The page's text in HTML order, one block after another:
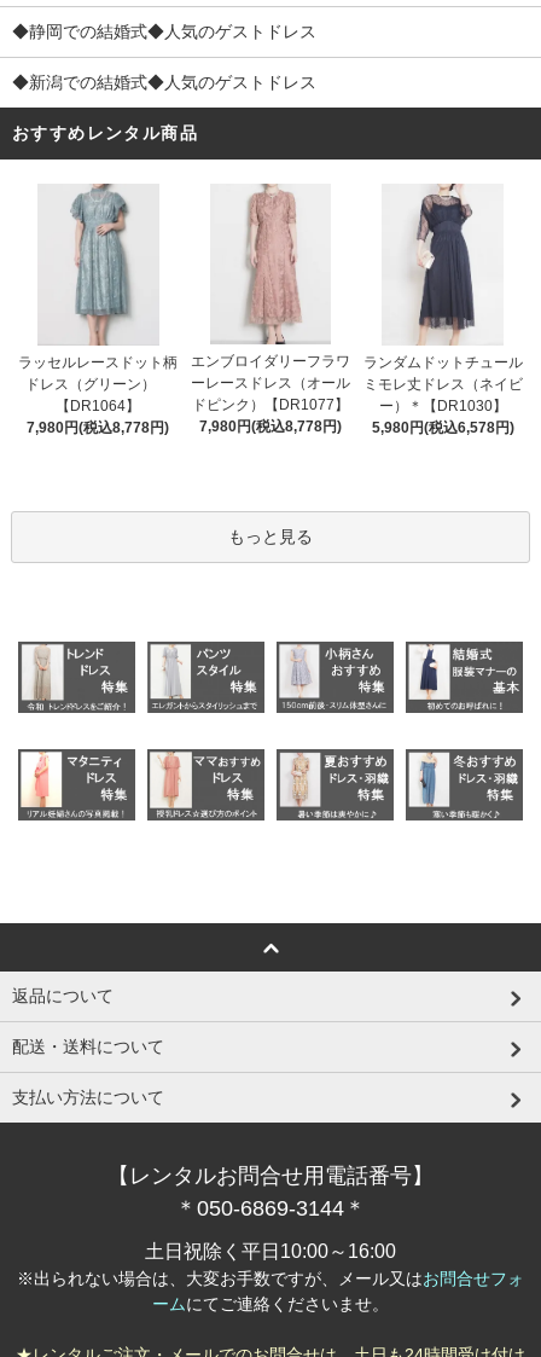
◆静岡での結婚式◆人気のゲストドレス
◆新潟での結婚式◆人気のゲストドレス
おすすめレンタル商品
ラッセルレースドット柄
ドレス（グリーン）
【DR1064】
7,980円(税込8,778円)
エンブロイダリーフラワ
ーレースドレス（オール
ドピンク）【DR1077】
7,980円(税込8,778円)
ランダムドットチュール
ミモレ丈ドレス（ネイビ
ー）＊【DR1030】
5,980円(税込6,578円)
もっと見る
返品について
配送・送料について
支払い方法について
【レンタルお問合せ用電話番号】
＊050-6869-3144＊
土日祝除く平日10:00～16:00
※出られない場合は、大変お手数ですが、メール又はお問合せフォ
ームにてご連絡くださいませ。